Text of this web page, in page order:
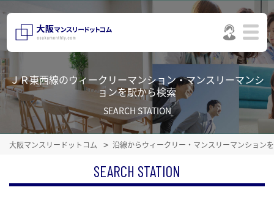
ＪＲ東西線のウィークリーマンション・マンスリーマンシ
ョンを駅から検索
SEARCH STATION
大阪マンスリードットコム 沿線からウィークリー・マンスリーマンション
SEARCH STATION